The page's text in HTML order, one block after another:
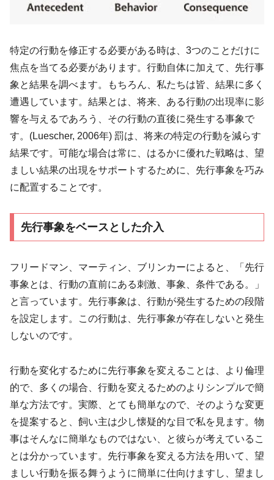
特定の行動を修正する必要がある時は、3つのことだけに
焦点を当てる必要があります。行動自体に加えて、先行事
象と結果を調べます。もちろん、私たちは皆、結果に多く
遭遇しています。結果とは、将来、ある行動の出現率に影
響を与えるであろう、その行動の直後に発生する事象で
す。(Luescher, 2006年) 罰は、将来の特定の行動を減らす
結果です。可能な場合は常に、はるかに優れた戦略は、望
ましい結果の出現をサポートするために、先行事象を巧み
に配置することです。
先行事象をベースとした介入
フリードマン、マーティン、ブリンカーによると、「先行
事象とは、行動の直前にある刺激、事象、条件である。」
と言っています。先行事象は、行動が発生するための段階
を設定します。この行動は、先行事象が存在しないと発生
しないのです。
行動を変化するために先行事象を変えることは、より倫理
的で、多くの場合、行動を変えるためのよりシンプルで簡
単な方法です。実際、とても簡単なので、そのような変更
を提案すると、飼い主は少し懐疑的な目で私を見ます。物
事はそんなに簡単なものではない、と彼らが考えているこ
とは分かっています。先行事象を変える方法を用いて、望
ましい行動を振る舞うように簡単に仕向けますし、望まし